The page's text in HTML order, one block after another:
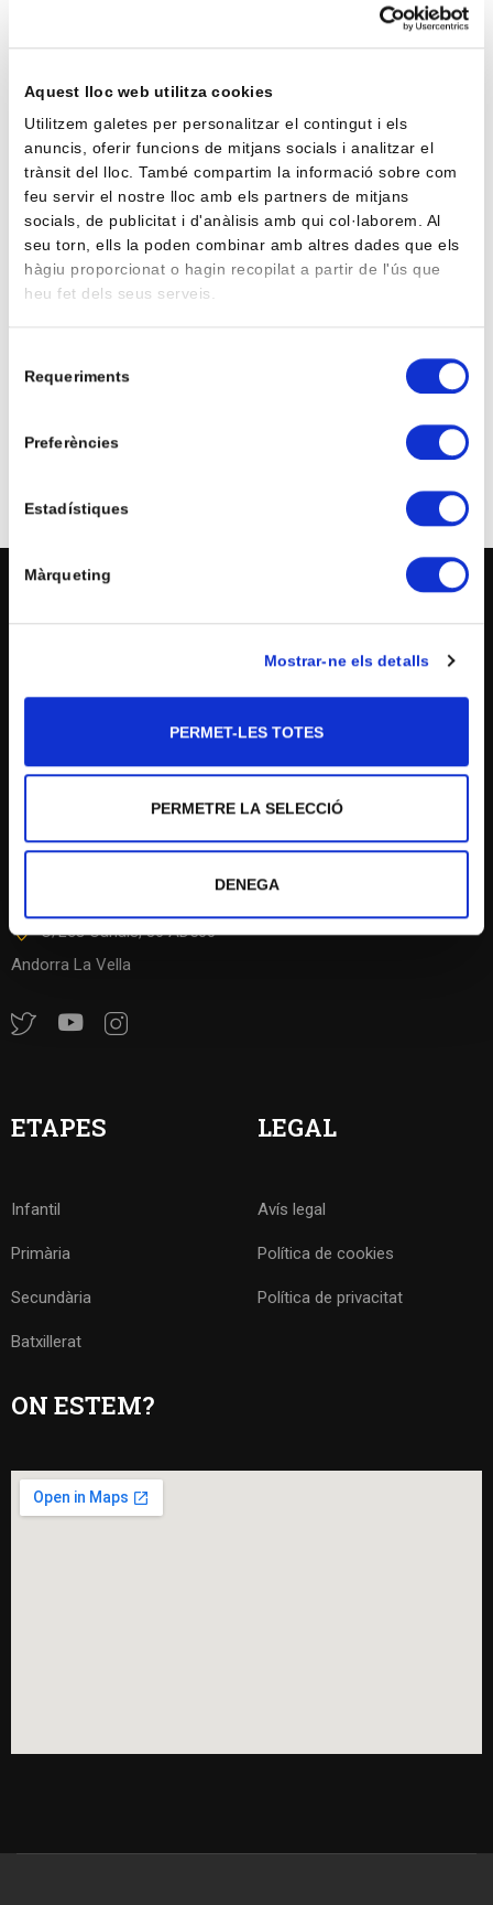
Aquest lloc web utilitza cookies
Utilitzem galetes per personalitzar el contingut i els
anuncis, oferir funcions de mitjans socials i analitzar el
trànsit del lloc. També compartim la informació sobre com
feu servir el nostre lloc amb els partners de mitjans
socials, de publicitat i d'anàlisis amb qui col·laborem. Al
seu torn, ells la poden combinar amb altres dades que els
hàgiu proporcionat o hagin recopilat a partir de l'ús que
heu fet dels seus serveis.
deRequeriments
Preferències
Estadístiques
Màrqueting
Mostrar-ne els detalls
PERMET-LES TOTES
PERMETRE LA SELECCIÓ
DENEGA
C/Les Canals, 86 AD500
Andorra La Vella
COL·LEGI
Qui som?
Caràcter Propi
Incidències
ETAPES
Infantil
Primària
Secundària
Batxillerat
LEGAL
Avís legal
Política de cookies
Política de privacitat
ON ESTEM?